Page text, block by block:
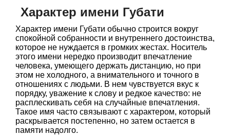
Характер имени Губати
Характер имени Губати обычно строится вокруг
спокойной собранности и внутреннего достоинства,
которое не нуждается в громких жестах. Носитель
этого имени нередко производит впечатление
человека, умеющего держать дистанцию, но при
этом не холодного, а внимательного и точного в
отношениях с людьми. В нем чувствуется вкус к
порядку, уважение к слову и редкое качество: не
расплескивать себя на случайные впечатления.
Такое имя часто связывают с характером, который
раскрывается постепенно, но затем остается в
памяти надолго.